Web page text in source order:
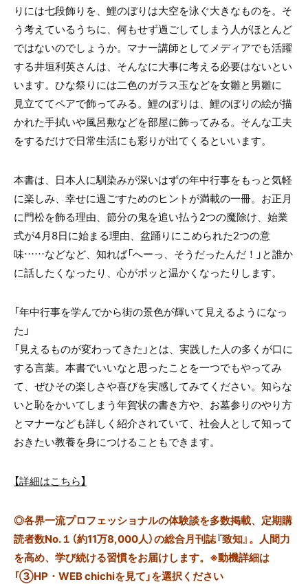
りには七段飾りを、 鯉のぼりは大空を泳ぐ大きなものを。 そ
う考えているうちに、何もせず過ごして しまう人がほとんど
ではないのでしょうか。 マナー講師としてメディアでも活躍
する井垣利英さんは、そんなに大事に考える必要はないとい
います。 ひな祭りには二色のガラス玉などを女雛と男雛に
見立ててペアで飾ってみる。 鯉のぼりは、鯉のぼりの絵が描
かれた手拭いや風呂敷などを部屋に飾ってみる。 そんな工夫
をするだけで日常生活にも彩りが出てくるといいます。
本書は、日本人に馴染みが深いはずの年中行事をもっと気軽
に楽しみ、幸せに過ごすためのヒントが満載の一冊。 お正月
に門松を飾る理由、節分の鬼を追い払う2つの魔除け、 始業
式が4月8日に始まる理由、盆踊りにこめられた2つの意
味……などなど、知れば「へーっ、そうだったんだ！」と誰か
に話したくなったり、心がポッと温かくなったりします。
「年中行事を学んでから街の景色が輝いて見えるようになっ
た」
「見えるものが変わってきた」とは、 実践した人の多くが口に
する言葉。 本書でいいなと思ったことを一つでもやってみ
て、 ぜひその楽しさや喜びを実感してみてください。 知らな
いと恥をかいてしまう年賀状の書き方や、 お墓参りのやり方
とマナーなども詳しく紹介されていて、 社会人として知って
おきたい教養を身につけることもできます。
【詳細はこちら】
◎各界一流プロフェッショナルの体験談を多数掲載、定期購
読者数No.１（約11万8,000人）の総合月刊誌『致知』。人間力
を高め、学び続ける習慣をお届けします。※動機詳細は
「③HP・WEB chichiを見て」を選択ください